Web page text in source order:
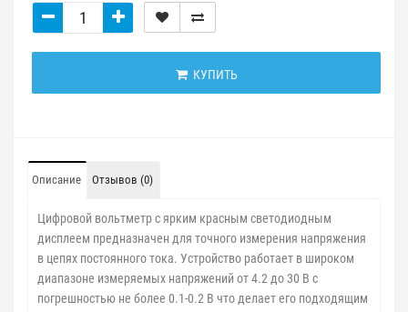
КУПИТЬ
Описание Отзывов (0)
Цифровой вольтметр с ярким красным светодиодным
дисплеем предназначен для точного измерения напряжения
в цепях постоянного тока. Устройство работает в широком
диапазоне измеряемых напряжений от 4.2 до 30 В с
погрешностью не более 0.1-0.2 В что делает его подходящим